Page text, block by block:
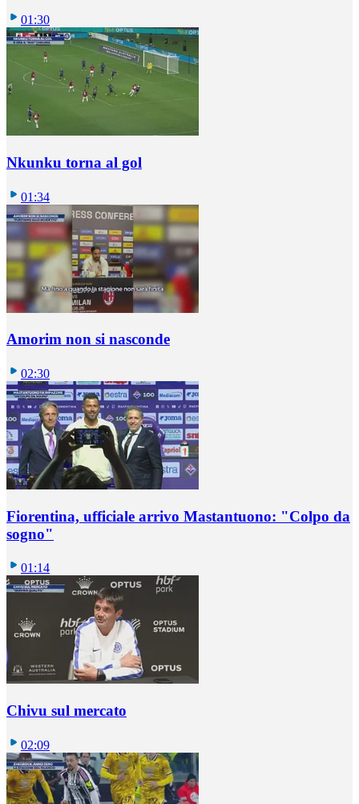
01:30
Nkunku torna al gol
01:34
Amorim non si nasconde
02:30
Fiorentina, ufficiale arrivo Mastantuono: "Colpo da
sogno"
01:14
Chivu sul mercato
02:09